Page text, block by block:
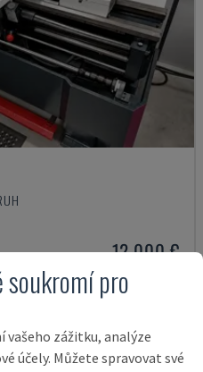
12.000 €
soukromí pro
vašeho zážitku, analýze
účely. Můžete spravovat své